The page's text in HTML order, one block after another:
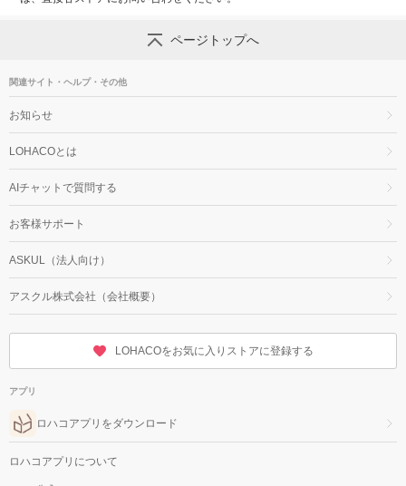
ページトップへ
関連サイト・ヘルプ・その他
お知らせ
LOHACOとは
AIチャットで質問する
お客様サポート
ASKUL（法人向け）
アスクル株式会社（会社概要）
LOHACOをお気に入りストアに登録する
アプリ
ロハコアプリをダウンロード
ロハコアプリについて